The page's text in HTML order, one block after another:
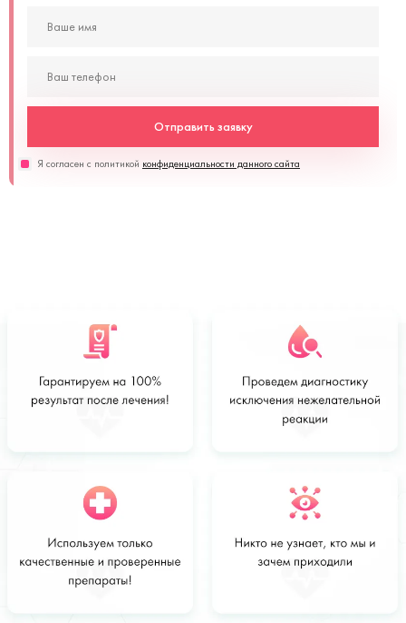
Отправить заявку
Я согласен с политикой конфиденциальности данного сайта
Стоимость
от 5500 руб
Заказать